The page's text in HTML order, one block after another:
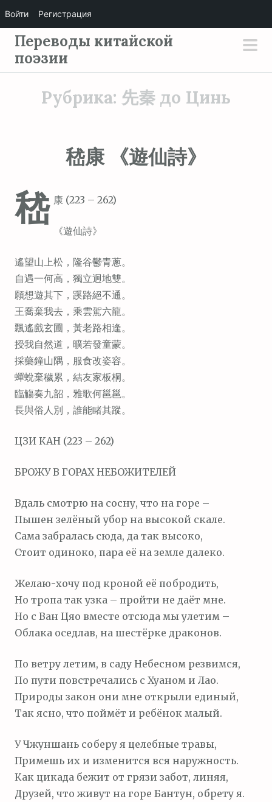
р
Переводы китайской
поэзии
Рубрика: 先秦 до Цинь
嵇康 《遊仙詩》
嵇 康 (223 – 262)
《遊仙詩》
遙望山上松，隆谷鬱青蔥。
自遇一何高，獨立迥地雙。
願想遊其下，蹊路絕不通。
王喬棄我去，乘雲駕六龍。
飄遙戲玄圃，黃老路相逢。
授我自然道，曠若發童蒙。
採藥鐘山隅，服食改姿容。
蟬蛻棄穢累，結友家板桐。
臨觴奏九韶，雅歌何邕邕。
長與俗人別，誰能睹其蹤。
ЦЗИ КАН (223 – 262)
БРОЖУ В ГОРАХ НЕБОЖИТЕЛЕЙ
Вдаль смотрю на сосну, что на горе –
Пышен зелёный убор на высокой скале.
Сама забралась сюда, да так высоко,
Стоит одиноко, пара её на земле далеко.
Желаю-хочу под кроной её побродить,
Но тропа так узка – пройти не даёт мне.
Но с Ван Цяо вместе отсюда мы улетим –
Облака оседлав, на шестёрке драконов.
По ветру летим, в саду Небесном резвимся,
По пути повстречались с Хуаном и Лао.
Природы закон они мне открыли единый,
Так ясно, что поймёт и ребёнок малый.
У Чжуншань соберу я целебные травы,
Примешь их и изменится вся наружность.
Как цикада бежит от грязи забот, линяя,
Друзей, что живут на горе Бантун, обрету я.
Войти Регистрация